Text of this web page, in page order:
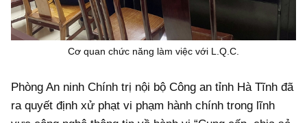
Cơ quan chức năng làm việc với L.Q.C.
Phòng An ninh Chính trị nội bộ Công an tỉnh Hà Tĩnh đã
ra quyết định xử phạt vi phạm hành chính trong lĩnh